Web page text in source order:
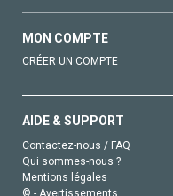
MON COMPTE
CRÉER UN COMPTE
AIDE & SUPPORT
Contactez-nous / FAQ
Qui sommes-nous ?
Mentions légales
© - Avertissements